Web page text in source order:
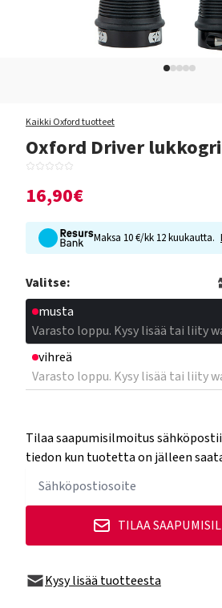
Kaikki Oxford tuotteet
Oxford Driver
16,90€
Maksa 10 €/kk 12 kuukautta.
Valitse:
musta
Varasto loppu. Kysy lisää tai liity
vihreä
Varasto loppu. Kysy lisää tai liity
Tilaa saapumisilmoitus
tiedon kun tuotetta on jälleen
TILAA
Kysy lisää tuotteesta